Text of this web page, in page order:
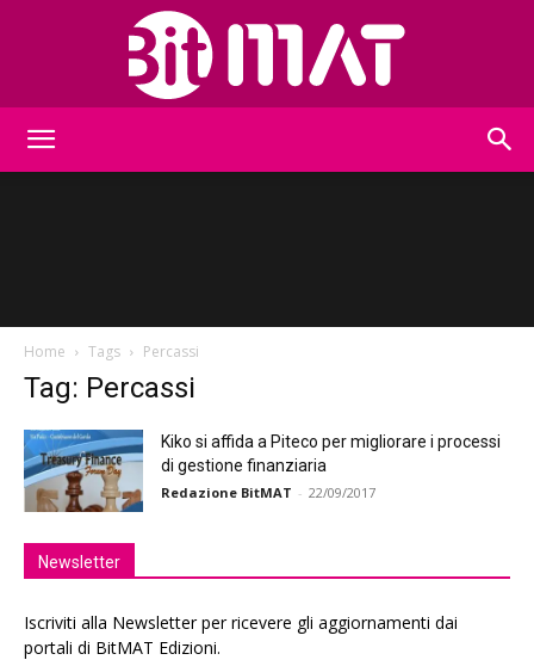
Home Tags Percassi
Tag: Percassi
Kiko si affida a Piteco per migliorare i processi
di gestione finanziaria
Redazione BitMAT - 22/09/2017
Newsletter
Iscriviti alla Newsletter per ricevere gli aggiornamenti dai
portali di BitMAT Edizioni.